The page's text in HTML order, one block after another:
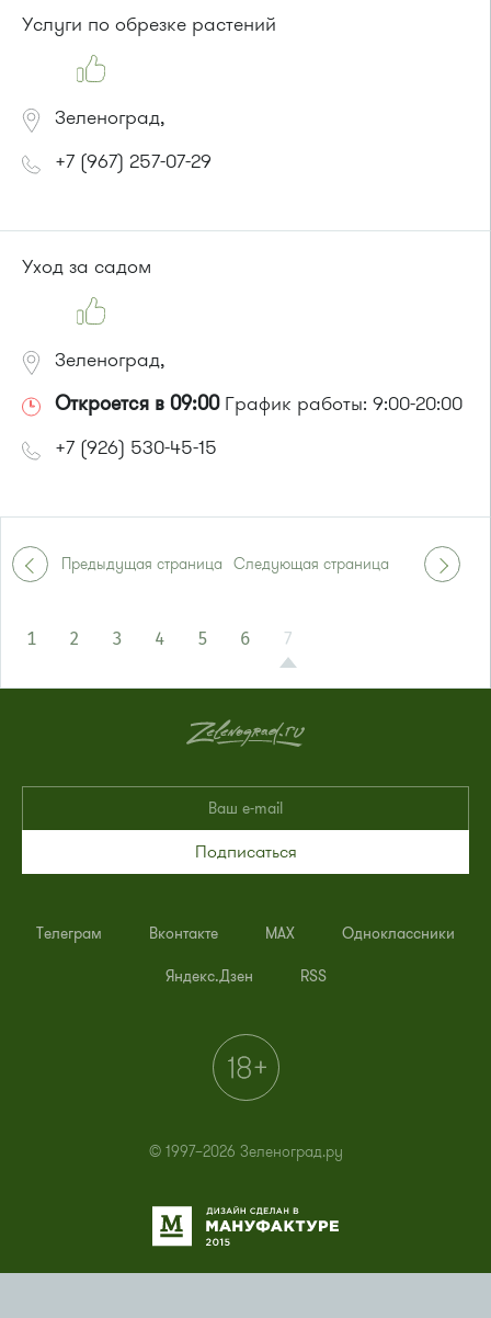
Услуги по обрезке растений
Зеленоград,
+7 (967) 257-07-29
Уход за садом
Зеленоград,
Откроется в 09:00График работы: 9:00-20:00
+7 (926) 530-45-15
Предыдущая страница Следующая страница
1 2 3 4 5 6 7
Подписаться
Телеграм Вконтакте MAX Одноклассники
Яндекс.Дзен RSS
© 1997–2026 Зеленоград.ру